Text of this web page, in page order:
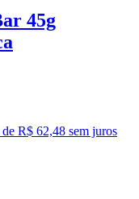
45g
R$ 62,48 sem juros